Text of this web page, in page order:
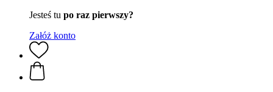
Jesteś tu po raz pierwszy?
Załóż konto